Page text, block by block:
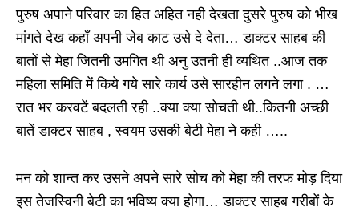
पुरुष अपाने परिवार का हित अहित नही देखता दुसरे पुरुष को भीख
मांगते देख कहाँ अपनी जेब काट उसे दे देता… डाक्टर साहब की
बातों से मेहा जितनी उमगित थी अनु उतनी ही व्यथित ..आज तक
महिला समिति में किये गये सारे कार्य उसे सारहीन लगने लगा . …
रात भर करवटें बदलती रही ..क्या क्या सोचती थी..कितनी अच्छी
बातें डाक्टर साहब , स्वयम उसकी बेटी मेहा ने कही …..
मन को शान्त कर उसने अपने सारे सोच को मेहा की तरफ मोड़ दिया
इस तेजस्विनी बेटी का भविष्य क्या होगा… डाक्टर साहब गरीबों के